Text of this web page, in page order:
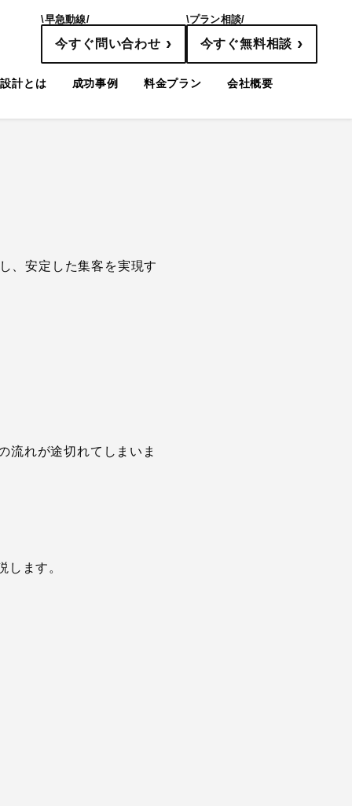
計とは 成功事例 料金プラン 会社概要
\早急動線/
今すぐ問い合わせ ›
\プラン相談/
今すぐ無料相談 ›
、安定した集客を実現す
流れが途切れてしまいま
ます。